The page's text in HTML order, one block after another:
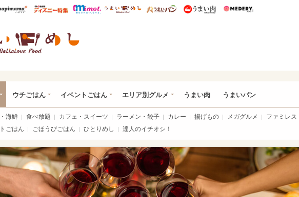
レぴあ総研ハピママ* ウレぴあ総研 ディズニー特集
mimot. うまいめし うまいパン うまい肉
ウチごはん イベントごはん エリア別グルメ うまい肉 うまいパン
海鮮 食べ放題 カフェ・スイーツ ラーメン・餃子 カレー 揚げもの メガグルメ ファミレス
ごはん ごほうびごはん ひとりめし 達人のイチオシ！